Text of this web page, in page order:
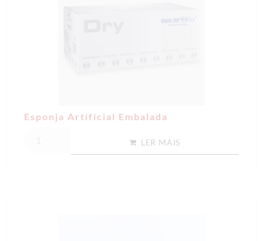
Esponja Artificial Embalada
LER MAIS